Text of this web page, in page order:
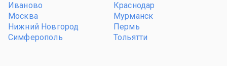
Иваново
Краснодар
Москва
Мурманск
Нижний Новгород
Пермь
Симферополь
Тольятти